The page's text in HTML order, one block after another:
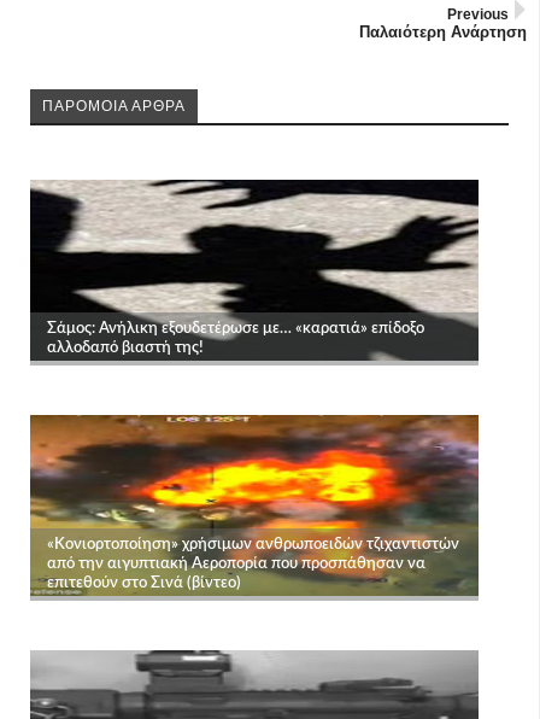
Previous
Παλαιότερη Ανάρτηση
ΠΑΡΟΜΟΙΑ ΑΡΘΡΑ